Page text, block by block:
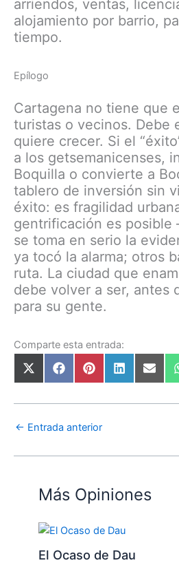
arriendos, ventas,
alojamiento por barrio,
tiempo.
Epílogo
Cartagena no tiene que
turistas o vecinos. Debe
quiere crecer. Si el
a los getsemanicenses,
Boquilla o convierte a
tablero de inversión sin
éxito: es fragilidad
gentrificación es
se toma en serio la
ya tocó la alarma; otros
ruta. La ciudad que
debe volver a ser, antes
para su gente.
Comparte esta entrada:
← Entrada anterior
Más Opiniones
El Ocaso de Dau